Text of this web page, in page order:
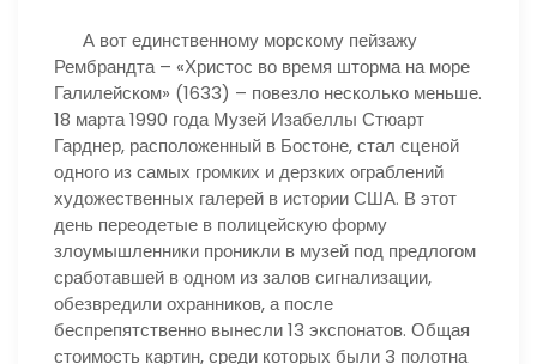
А вот единственному морскому пейзажу
Рембрандта – «Христос во время шторма на море
Галилейском» (1633) – повезло несколько меньше.
18 марта 1990 года Музей Изабеллы Стюарт
Гарднер, расположенный в Бостоне, стал сценой
одного из самых громких и дерзких ограблений
художественных галерей в истории США. В этот
день переодетые в полицейскую форму
злоумышленники проникли в музей под предлогом
сработавшей в одном из залов сигнализации,
обезвредили охранников, а после
беспрепятственно вынесли 13 экспонатов. Общая
стоимость картин, среди которых были 3 полотна